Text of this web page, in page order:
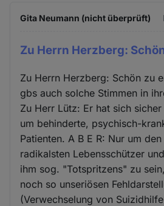
Gita Neumann (nicht überprüft)
Zu Herrn Herzberg:
Zu Herrn Herzberg: Schön zu
gbs auch solche Stimmen in
Zu Herr Lütz: Er hat sich
um behinderte, psychisch-
Patienten. A B E R: Nur um
radikalsten Lebensschützer
ihm sog. "Totspritzens" zu
noch so unseriösen
(Verwechselung von